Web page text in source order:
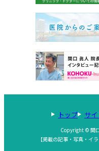
トップ サ
Copyright © 関
【掲載の記事・写真・イ